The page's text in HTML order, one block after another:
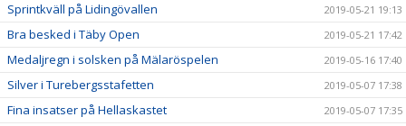
Sprintkväll på Lidingövallen 2019-05-21 19:13
Bra besked i Täby Open 2019-05-21 17:42
Medaljregn i solsken på Mälaröspelen 2019-05-16 17:40
Silver i Turebergsstafetten 2019-05-07 17:38
Fina insatser på Hellaskastet 2019-05-07 17:35